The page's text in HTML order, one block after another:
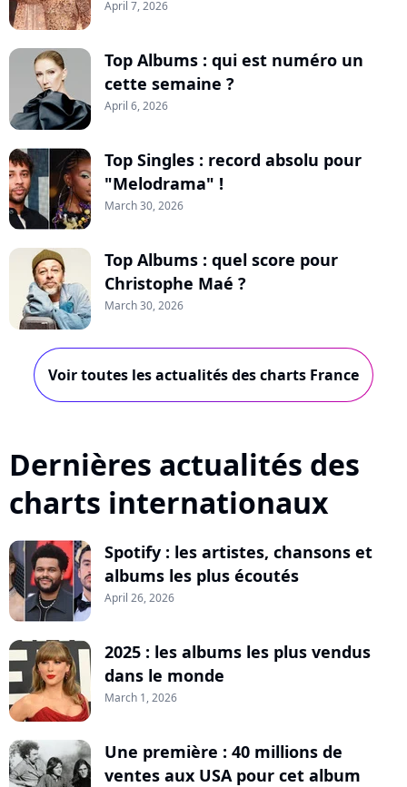
April 7, 2026
Top Albums : qui est numéro un
cette semaine ?
April 6, 2026
Top Singles : record absolu pour
"Melodrama" !
March 30, 2026
Top Albums : quel score pour
Christophe Maé ?
March 30, 2026
Voir toutes les actualités des charts France
Dernières actualités des
charts internationaux
Spotify : les artistes, chansons et
albums les plus écoutés
April 26, 2026
2025 : les albums les plus vendus
dans le monde
March 1, 2026
Une première : 40 millions de
ventes aux USA pour cet album